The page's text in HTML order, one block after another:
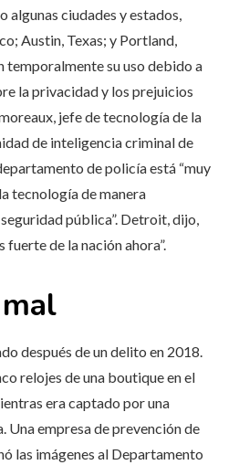
algunas ciudades y estados,
Austin, Texas; y Portland,
su uso debido a
la privacidad y los prejuicios
jefe de tecnología de la
de inteligencia criminal de
de policía está “muy
tecnología de manera
pública”. Detroit, dijo,
fuerte de la nación ahora”.
después de un delito en 2018.
relojes de una boutique en el
era captado por una
Una empresa de prevención de
las imágenes al Departamento